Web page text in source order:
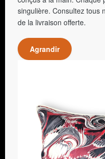
singulière. Consultez tous
de la livraison offerte.
Agrandir